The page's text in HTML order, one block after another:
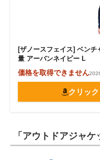
[ザノースフェイス] ベン
量 アーバンネイビー L
価格を取得できません
クリッ
「アウトドアジャ